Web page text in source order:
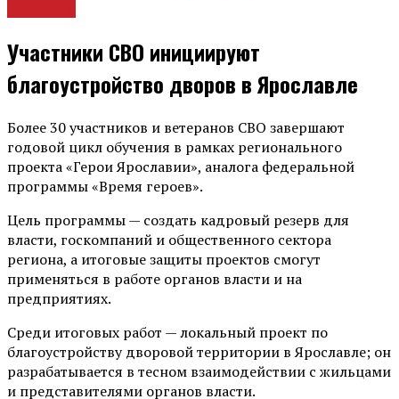
Участники СВО инициируют
благоустройство дворов в Ярославле
Более 30 участников и ветеранов СВО завершают
годовой цикл обучения в рамках регионального
проекта «Герои Ярославии», аналога федеральной
программы «Время героев».
Цель программы — создать кадровый резерв для
власти, госкомпаний и общественного сектора
региона, а итоговые защиты проектов смогут
применяться в работе органов власти и на
предприятиях.
Среди итоговых работ — локальный проект по
благоустройству дворовой территории в Ярославле; он
разрабатывается в тесном взаимодействии с жильцами
и представителями органов власти.